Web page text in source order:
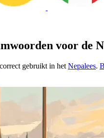
voor de
correct gebruikt in het Nepalees.